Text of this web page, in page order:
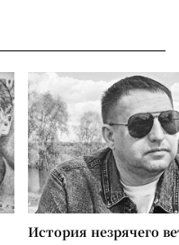
История незрячего